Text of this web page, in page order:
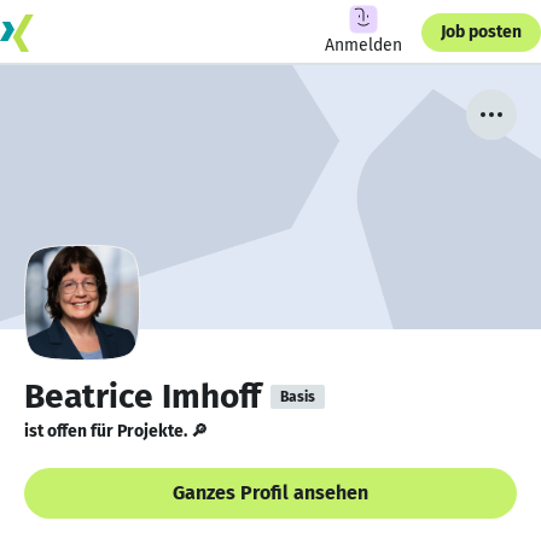
Anmelden
Job posten
Beatrice Imhoff Basis
ist offen für Projekte. 🔎
Ganzes Profil ansehen